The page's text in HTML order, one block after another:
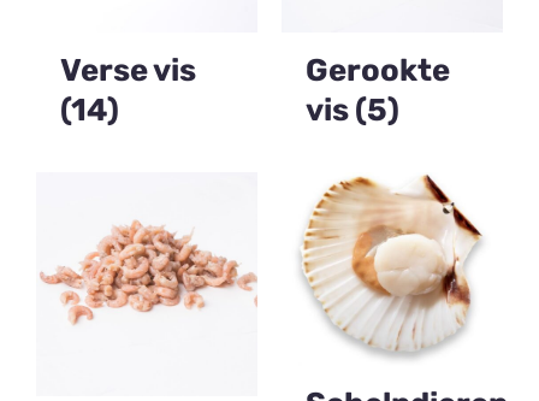
Verse vis
(14)
Gerookte
vis (5)